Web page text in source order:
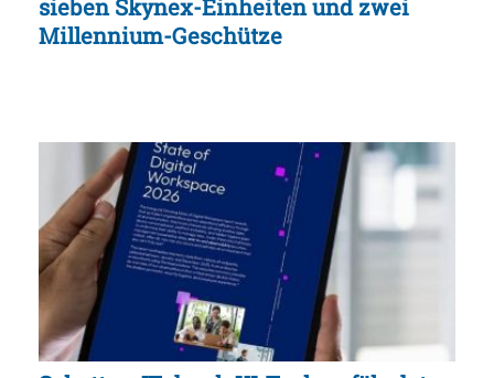
sieben Skynex-Einheiten und zwei
Millennium-Geschütze